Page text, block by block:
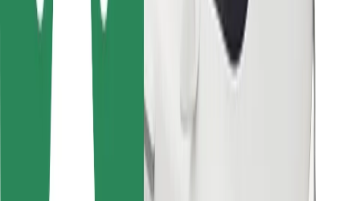
Slapukai
Automobilis atvyks per kelias minutes!
Atsisiųsti programėlę „Bolt“
Raskite savo mėgstamą maistą!
Atsisiųsti programėlę „Bolt Food“